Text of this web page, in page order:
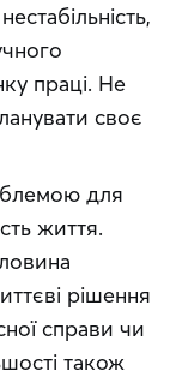
праці. Не
своє
для
життя.
рішення
справи чи
також